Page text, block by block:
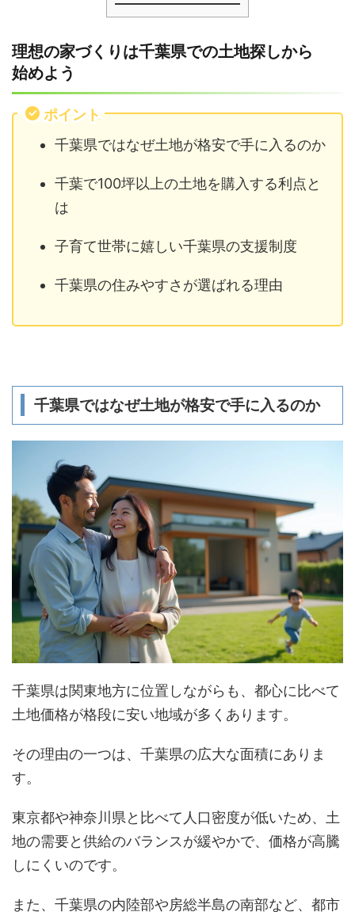
理想の家づくりは千葉県での土地探しから
始めよう
ポイント
千葉県ではなぜ土地が格安で手に入るのか
千葉で100坪以上の土地を購入する利点と
は
子育て世帯に嬉しい千葉県の支援制度
千葉県の住みやすさが選ばれる理由
千葉県ではなぜ土地が格安で手に入るのか
千葉県は関東地方に位置しながらも、都心に比べて
土地価格が格段に安い地域が多くあります。
その理由の一つは、千葉県の広大な面積にありま
す。
東京都や神奈川県と比べて人口密度が低いため、土
地の需要と供給のバランスが緩やかで、価格が高騰
しにくいのです。
また、千葉県の内陸部や房総半島の南部など、都市